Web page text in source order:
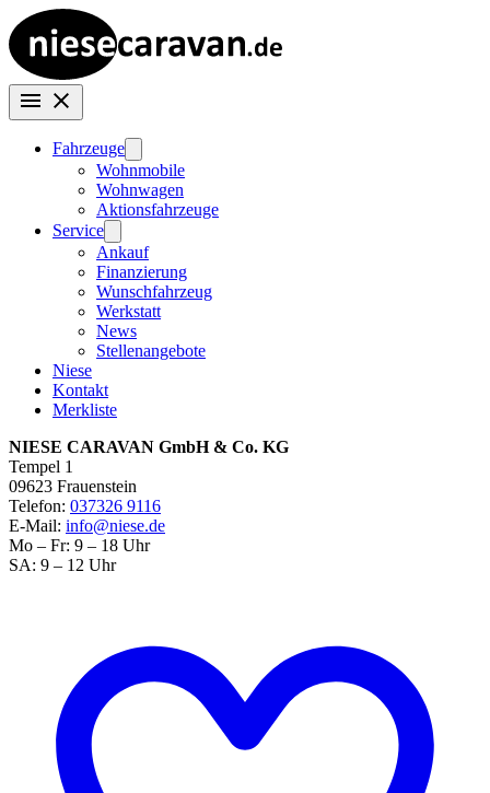
Fahrzeuge
Wohnmobile
Wohnwagen
Aktionsfahrzeuge
Service
Ankauf
Finanzierung
Wunschfahrzeug
Werkstatt
News
Stellenangebote
Niese
Kontakt
Merkliste
NIESE CARAVAN GmbH & Co. KG
Tempel 1
09623 Frauenstein
Telefon: 037326 9116
E-Mail: info@niese.de
Mo – Fr: 9 – 18 Uhr
SA: 9 – 12 Uhr